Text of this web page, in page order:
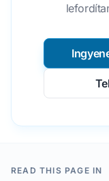
READ THIS PAGE IN